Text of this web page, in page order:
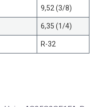
9,52 (3/8)
6,35 (1/4)
R-32